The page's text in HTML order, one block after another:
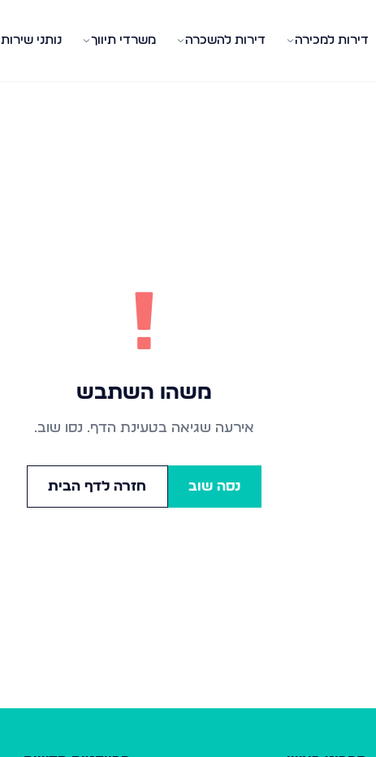
דירות למכירה דירות להשכרה משרדי תיווך נותני שירות
!
משהו השתבש
אירעה שגיאה בטעינת הדף. נסו שוב.
נסה שוב חזרה לדף הבית